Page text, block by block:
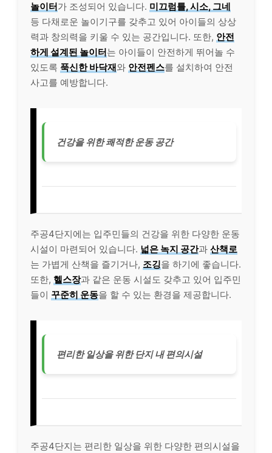
놀이터가 조성되어 있습니다. 미끄럼틀, 시소, 그네
등 다채로운 놀이기구를 갖추고 있어 아이들의 상상
력과 창의력을 키울 수 있는 공간입니다. 또한, 안전
하게 설계된 놀이터는 아이들이 안전하게 뛰어놀 수
있도록 푹신한 바닥재와 안전펜스를 설치하여 안전
사고를 예방합니다.
건강을 위한 쾌적한 운동 공간
주공4단지에는 입주민들의 건강을 위한 다양한 운동
시설이 마련되어 있습니다. 넓은 녹지 공간과 산책로
는 가볍게 산책을 즐기거나, 조깅을 하기에 좋습니다.
또한, 헬스장과 같은 운동 시설도 갖추고 있어 입주민
들이 꾸준히 운동을 할 수 있는 환경을 제공합니다.
편리한 일상을 위한 단지 내 편의시설
주공4단지는 편리한 일상을 위한 다양한 편의시설을